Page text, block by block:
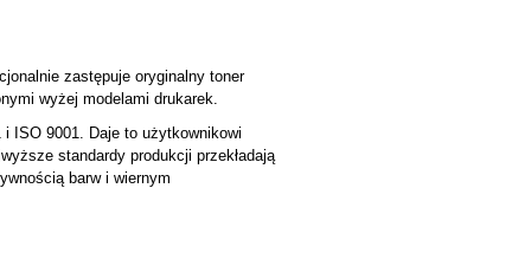
zastępuje oryginalny toner
wyżej modelami drukarek.
ISO 9001. Daje to użytkownikowi
standardy produkcji przekładają
barw i wiernym